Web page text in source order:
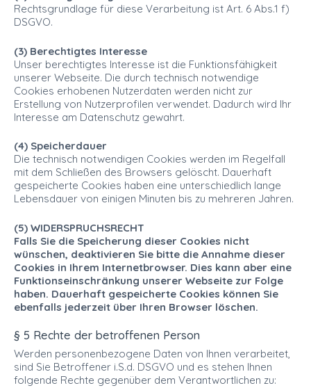
Rechtsgrundlage für diese Verarbeitung ist Art. 6 Abs.1 f)
DSGVO.
(3) Berechtigtes Interesse
Unser berechtigtes Interesse ist die Funktionsfähigkeit
unserer Webseite. Die durch technisch notwendige
Cookies erhobenen Nutzerdaten werden nicht zur
Erstellung von Nutzerprofilen verwendet. Dadurch wird Ihr
Interesse am Datenschutz gewahrt.
(4) Speicherdauer
Die technisch notwendigen Cookies werden im Regelfall
mit dem Schließen des Browsers gelöscht. Dauerhaft
gespeicherte Cookies haben eine unterschiedlich lange
Lebensdauer von einigen Minuten bis zu mehreren Jahren.
(5) WIDERSPRUCHSRECHT
Falls Sie die Speicherung dieser Cookies nicht
wünschen, deaktivieren Sie bitte die Annahme dieser
Cookies in Ihrem Internetbrowser. Dies kann aber eine
Funktionseinschränkung unserer Webseite zur Folge
haben. Dauerhaft gespeicherte Cookies können Sie
ebenfalls jederzeit über Ihren Browser löschen.
§ 5 Rechte der betroffenen Person
Werden personenbezogene Daten von Ihnen verarbeitet,
sind Sie Betroffener i.S.d. DSGVO und es stehen Ihnen
folgende Rechte gegenüber dem Verantwortlichen zu: